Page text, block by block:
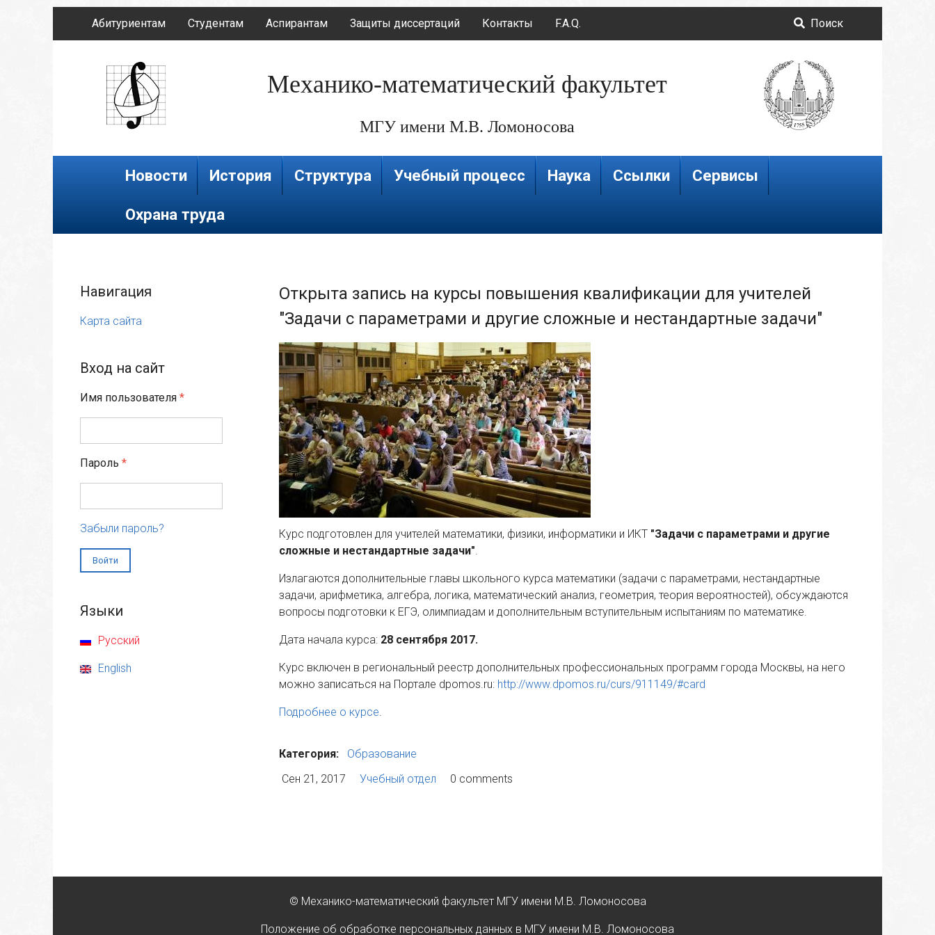
Абитуриентам Студентам Аспирантам Защиты диссертаций Контакты F.A.Q. Поиск
Механико-математический факультет
МГУ имени М.В. Ломоносова
Новости История Структура Учебный процесс Наука Ссылки Сервисы
Охрана труда
Навигация
Карта сайта
Вход на сайт
Имя пользователя*
Пароль*
Забыли пароль?
Языки
Русский
English
Открыта запись на курсы повышения квалификации для учителей
"Задачи с параметрами и другие сложные и нестандартные задачи"
Курс подготовлен для учителей математики, физики, информатики и ИКТ "Задачи с параметрами и другие
сложные и нестандартные задачи".
Излагаются дополнительные главы школьного курса математики (задачи с параметрами, нестандартные
задачи, арифметика, алгебра, логика, математический анализ, геометрия, теория вероятностей), обсуждаются
вопросы подготовки к ЕГЭ, олимпиадам и дополнительным вступительным испытаниям по математике.
Дата начала курса: 28 сентября 2017.
Курс включен в региональный реестр дополнительных профессиональных программ города Москвы, на него
можно записаться на Портале dpomos.ru: http://www.dpomos.ru/curs/911149/#card
Подробнее о курсе.
Категория:
Образование
Сен 21, 2017
Учебный отдел 0 comments
© Механико-математический факультет МГУ имени М.В. Ломоносова
Положение об обработке персональных данных в МГУ имени М.В. Ломоносова